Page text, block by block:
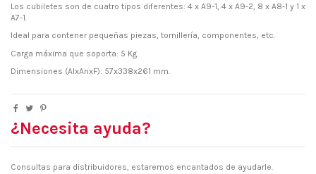
Los cubiletes son de cuatro tipos diferentes: 4 x A9-1, 4 x A9-2, 8 x A8-1 y 1 x
A7-1.
Ideal para contener pequeñas piezas, tornillería, componentes, etc.
Carga máxima que soporta: 5 Kg.
Dimensiones (AlxAnxF): 57x338x261 mm.
¿Necesita ayuda?
Consultas para distribuidores, estaremos encantados de ayudarle.